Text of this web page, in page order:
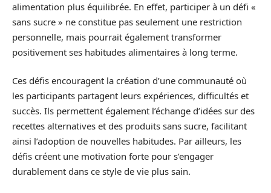
alimentation plus équilibrée. En effet, participer à un défi «
sans sucre » ne constitue pas seulement une restriction
personnelle, mais pourrait également transformer
positivement ses habitudes alimentaires à long terme.
Ces défis encouragent la création d’une communauté où
les participants partagent leurs expériences, difficultés et
succès. Ils permettent également l’échange d’idées sur des
recettes alternatives et des produits sans sucre, facilitant
ainsi l’adoption de nouvelles habitudes. Par ailleurs, les
défis créent une motivation forte pour s’engager
durablement dans ce style de vie plus sain.